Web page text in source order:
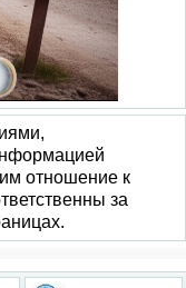
отношение к
за